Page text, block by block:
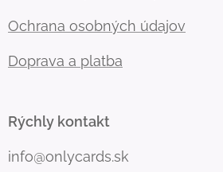
Ochrana osobných údajov
Doprava a platba
Rýchly kontakt
info@onlycards.sk